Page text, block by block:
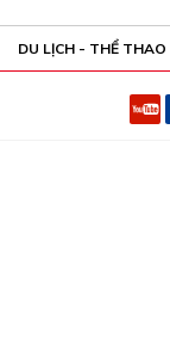
DU LỊCH - THỂ THAO